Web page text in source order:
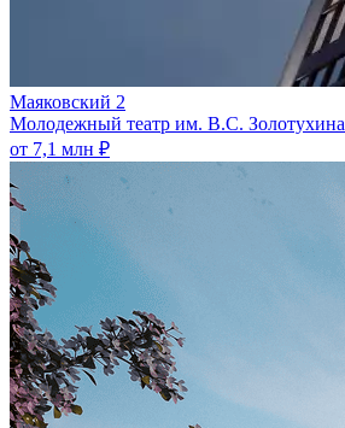
Маяковский 2
Молодежный театр им. В.С. Золотухина
от 7,1 млн ₽